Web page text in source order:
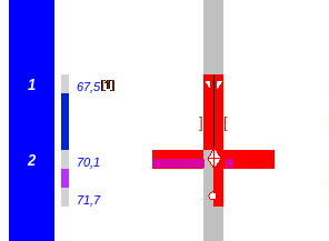
1 67,5
] [
2 70,1
71,7